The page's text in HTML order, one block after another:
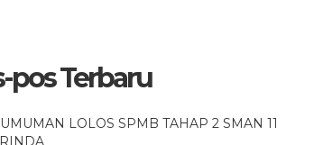
pos Terbaru
LOLOS SPMB TAHAP 2 SMAN 11